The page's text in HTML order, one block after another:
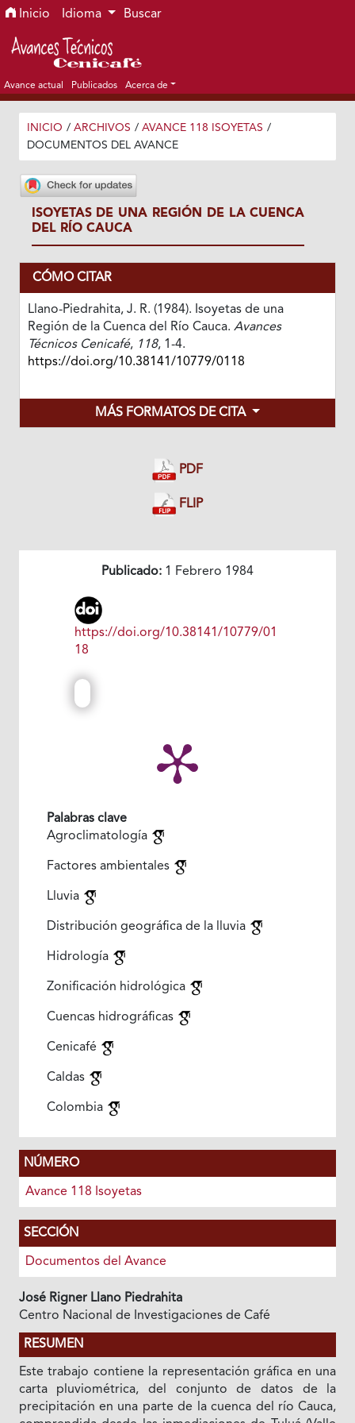
Ir al menú de navegación principal
Ir al contenido principal
Ir al pie de página del sitio
Inicio Idioma Buscar
Avance actual Publicados Acerca de
INICIO / ARCHIVOS / AVANCE 118 ISOYETAS /
DOCUMENTOS DEL AVANCE
ISOYETAS DE UNA REGIÓN DE LA CUENCA
DEL RÍO CAUCA
CÓMO CITAR
Llano-Piedrahita, J. R. (1984). Isoyetas de una
Región de la Cuenca del Río Cauca. Avances
Técnicos Cenicafé, 118, 1-4.
https://doi.org/10.38141/10779/0118
MÁS FORMATOS DE CITA
PDF
FLIP
Publicado: 1 Febrero 1984
https://doi.org/10.38141/10779/01
18
Palabras clave
Agroclimatología
Factores ambientales
Lluvia
Distribución geográfica de la lluvia
Hidrología
Zonificación hidrológica
Cuencas hidrográficas
Cenicafé
Caldas
Colombia
NÚMERO
Avance 118 Isoyetas
SECCIÓN
Documentos del Avance
José Rigner Llano Piedrahita
Centro Nacional de Investigaciones de Café
RESUMEN
Este trabajo contiene la representación gráfica en una
carta pluviométrica, del conjunto de datos de la
precipitación en una parte de la cuenca del río Cauca,